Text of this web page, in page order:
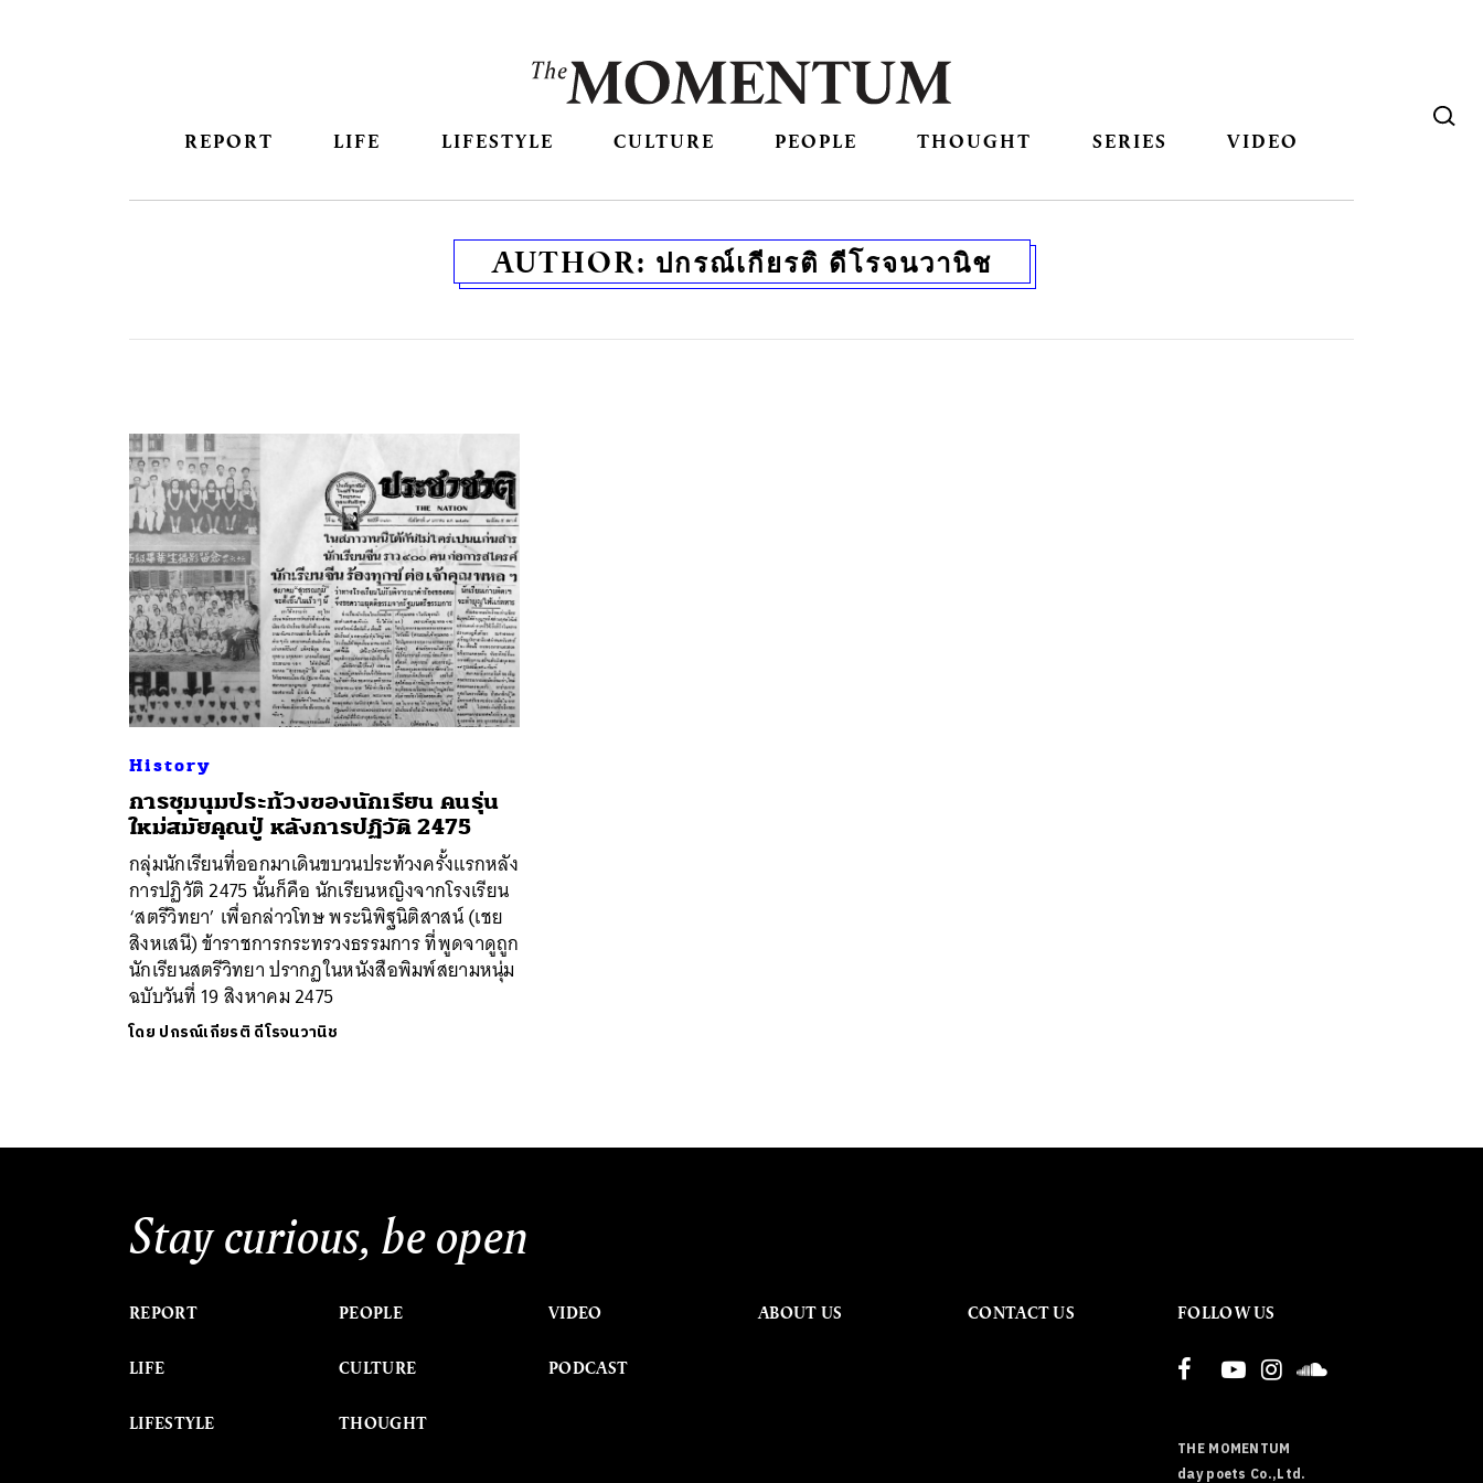
REPORT LIFE LIFESTYLE CULTURE PEOPLE THOUGHT SERIES VIDEO
AUTHOR: ปกรณ์เกียรติ ดีโรจนวานิช
History
การชุมนุมประท้วงของนักเรียน คนรุ่น
ใหม่สมัยคุณปู่ หลังการปฏิวัติ 2475
กลุ่มนักเรียนที่ออกมาเดินขบวนประท้วงครั้งแรกหลัง
การปฏิวัติ 2475 นั้นก็คือ นักเรียนหญิงจากโรงเรียน
‘สตรีวิทยา’ เพื่อกล่าวโทษ พระนิพิฐนิติสาสน์ (เชย
สิงหเสนี) ข้าราชการกระทรวงธรรมการ ที่พูดจาดูถูก
นักเรียนสตรีวิทยา ปรากฏในหนังสือพิมพ์สยามหนุ่ม
ฉบับวันที่ 19 สิงหาคม 2475
โดย ปกรณ์เกียรติ ดีโรจนวานิช
Stay curious, be open
REPORT
LIFE
LIFESTYLE
PEOPLE
CULTURE
THOUGHT
VIDEO
PODCAST
ABOUT US CONTACT US FOLLOW US
THE MOMENTUM
day poets Co.,Ltd.